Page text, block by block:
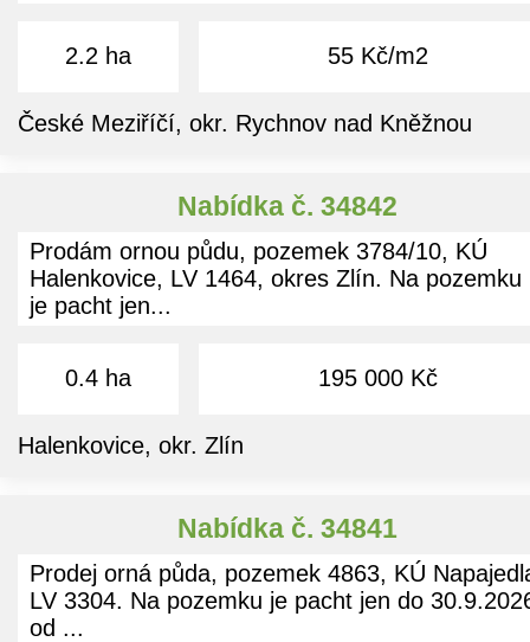
2.2 ha 55 Kč/m2
České Meziříčí, okr. Rychnov nad Kněžnou
Nabídka č. 34842
Prodám ornou půdu, pozemek 3784/10, KÚ
Halenkovice, LV 1464, okres Zlín. Na pozemku
je pacht jen...
0.4 ha 195 000 Kč
Halenkovice, okr. Zlín
Nabídka č. 34841
Prodej orná půda, pozemek 4863, KÚ
LV 3304. Na pozemku je pacht jen do
od ...